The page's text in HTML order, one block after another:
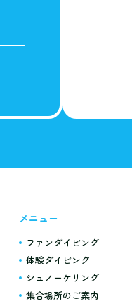
メニュー
ファンダイビング
体験ダイビング
シュノーケリング
集合場所のご案内